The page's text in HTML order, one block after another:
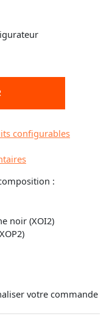
configurables
:
noir (XOI2)
votre commande